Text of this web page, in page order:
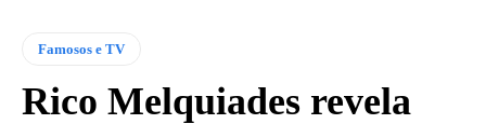
Famosos e TV
Rico Melquiades revela